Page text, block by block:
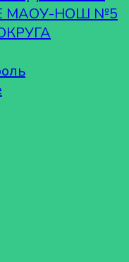
МАОУ-НОШ №5